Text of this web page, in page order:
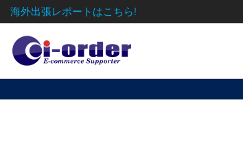
海外出張レポートはこちら!